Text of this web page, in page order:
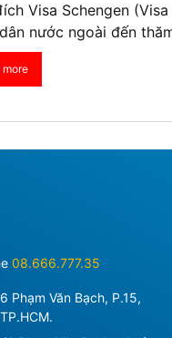
Visa Schengen
nước ngoài đến
more
08.666.777.35
Phạm Văn Bạch, P.15,